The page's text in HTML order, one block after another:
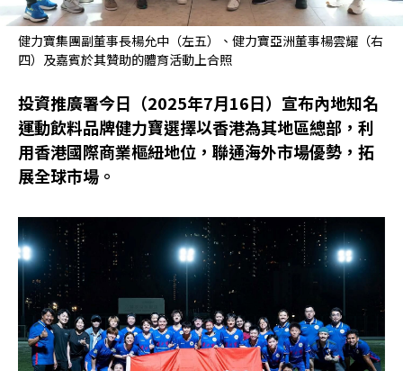
健力寶集團副董事長楊允中（左五）、健力寶亞洲董事楊雲耀（右
四）及嘉賓於其贊助的體育活動上合照
投資推廣署今日（2025年7月16日）宣布內地知名
運動飲料品牌健力寶選擇以香港為其地區總部，利
用香港國際商業樞紐地位，聯通海外市場優勢，拓
展全球市場。